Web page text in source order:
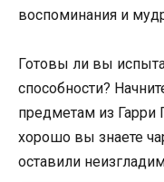
воспоминания и
Готовы ли вы
способности?
предметам из Гарри
хорошо вы знаете
оставили